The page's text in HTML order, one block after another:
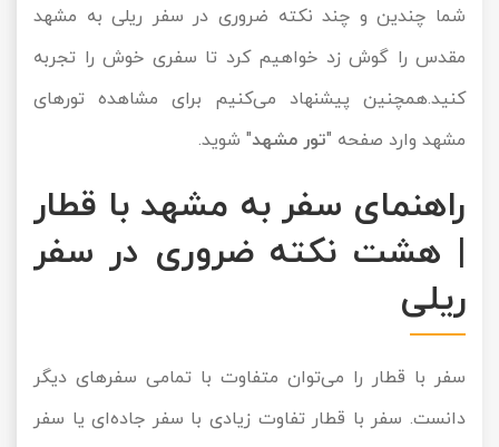
شما چندین و چند نکته ضروری در سفر ریلی به مشهد
مقدس را گوش زد خواهیم کرد تا سفری خوش را تجربه
کنید.همچنین پیشنهاد می‌کنیم برای مشاهده تورهای
مشهد وارد صفحه "تور مشهد" شوید.
راهنمای سفر به مشهد با قطار
| هشت نکته ضروری در سفر
ریلی
سفر با قطار را می‌توان متفاوت با تمامی سفرهای دیگر
دانست. سفر با قطار تفاوت زیادی با سفر جاده‌ای یا سفر